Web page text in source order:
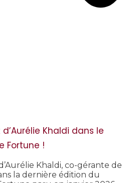
Khaldi dans le
Fortune !
Khaldi, co-gérante de
la dernière édition du